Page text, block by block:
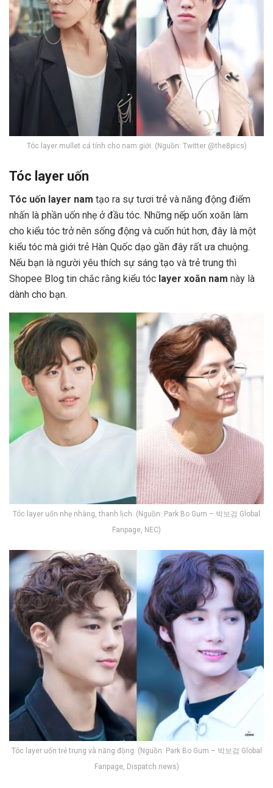
Tóc layer mullet cá tính cho nam giới. (Nguồn: Twitter @the8pics)
Tóc layer uốn
Tóc uốn layer nam tạo ra sự tươi trẻ và năng động điểm
nhấn là phần uốn nhẹ ở đầu tóc. Những nếp uốn xoăn làm
cho kiểu tóc trở nên sống động và cuốn hút hơn, đây là một
kiểu tóc mà giới trẻ Hàn Quốc dạo gần đây rất ưa chuộng.
Nếu bạn là người yêu thích sự sáng tạo và trẻ trung thì
Shopee Blog tin chắc rằng kiểu tóc layer xoăn nam này là
dành cho bạn.
Tóc layer uốn nhẹ nhàng, thanh lịch. (Nguồn: Park Bo Gum – 박보검 Global
Fanpage, NEC)
Tóc layer uốn trẻ trung và năng động. (Nguồn: Park Bo Gum – 박보검 Global
Fanpage, Dispatch news)